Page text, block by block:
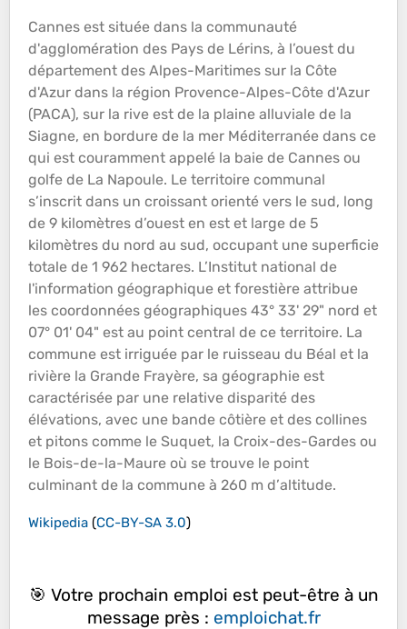
Cannes est située dans la communauté
d'agglomération des Pays de Lérins, à l’ouest du
département des Alpes-Maritimes sur la Côte
d'Azur dans la région Provence-Alpes-Côte d'Azur
(PACA), sur la rive est de la plaine alluviale de la
Siagne, en bordure de la mer Méditerranée dans ce
qui est couramment appelé la baie de Cannes ou
golfe de La Napoule. Le territoire communal
s’inscrit dans un croissant orienté vers le sud, long
de 9 kilomètres d’ouest en est et large de 5
kilomètres du nord au sud, occupant une superficie
totale de 1 962 hectares. L’Institut national de
l'information géographique et forestière attribue
les coordonnées géographiques 43° 33' 29" nord et
07° 01' 04" est au point central de ce territoire. La
commune est irriguée par le ruisseau du Béal et la
rivière la Grande Frayère, sa géographie est
caractérisée par une relative disparité des
élévations, avec une bande côtière et des collines
et pitons comme le Suquet, la Croix-des-Gardes ou
le Bois-de-la-Maure où se trouve le point
culminant de la commune à 260 m d’altitude.
Wikipedia (CC-BY-SA 3.0)
🎯 Votre prochain emploi est peut-être à un
message près : emploichat.fr